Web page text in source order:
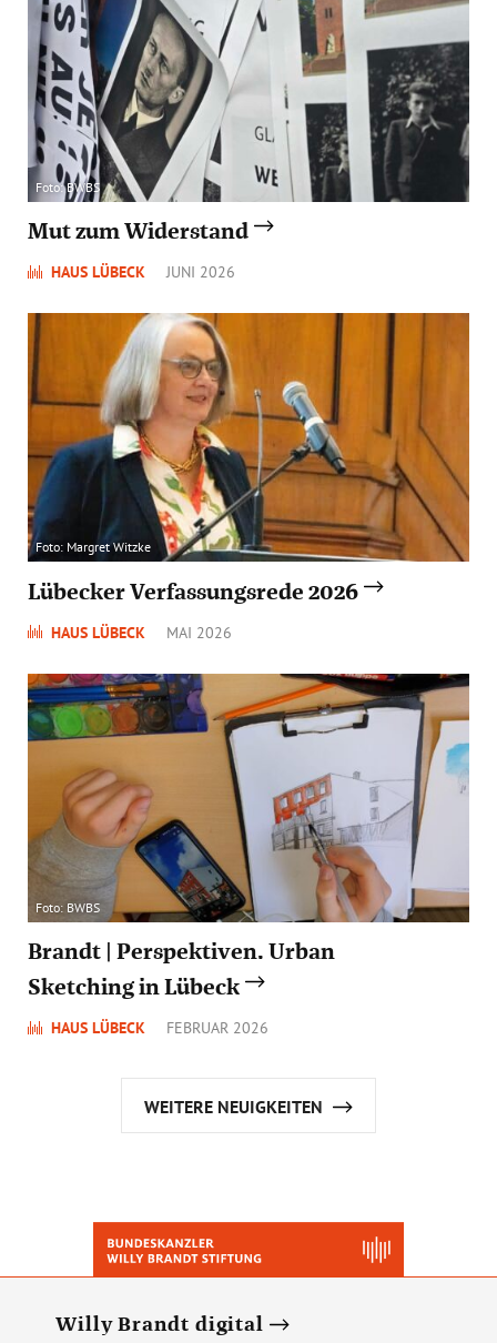
Foto: BWBS
Mut zum Widerstand
HAUS LÜBECK JUNI 2026
Foto: Margret Witzke
Lübecker Verfassungsrede 2026
HAUS LÜBECK MAI 2026
Foto: BWBS
Brandt | Perspektiven. Urban
Sketching in Lübeck
HAUS LÜBECK FEBRUAR 2026
WEITERE NEUIGKEITEN
Willy Brandt digital